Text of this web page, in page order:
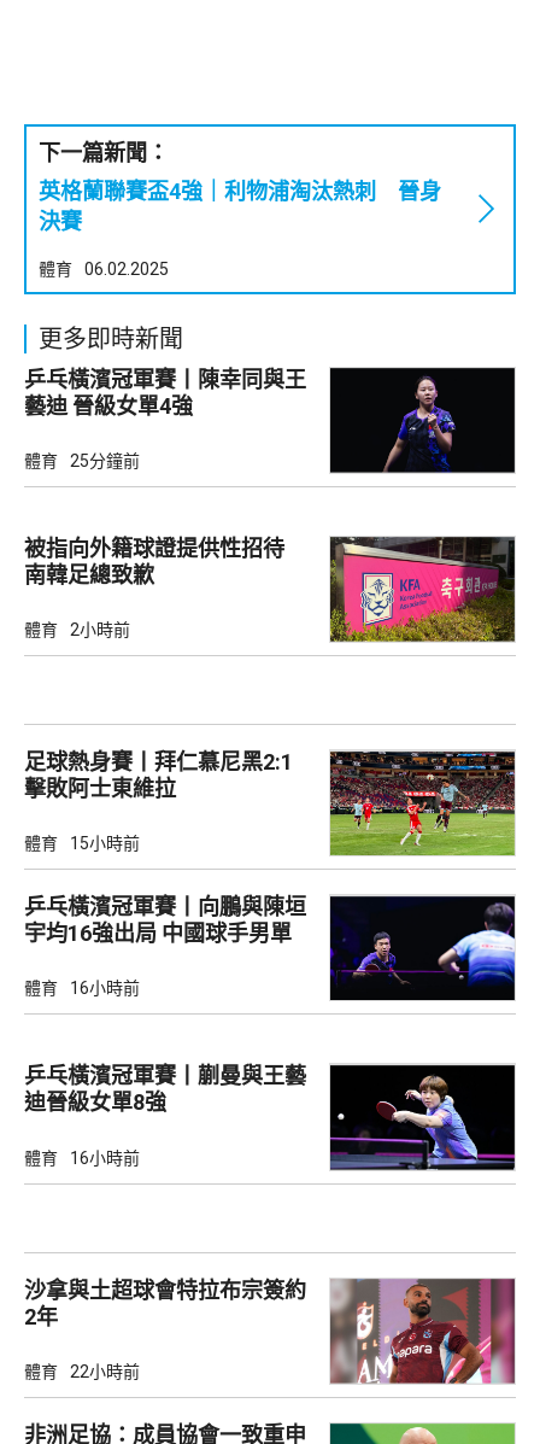
下一篇新聞：
英格蘭聯賽盃4強｜利物浦淘汰熱刺 晉身
決賽
體育 06.02.2025
更多即時新聞
乒乓橫濱冠軍賽丨陳幸同與王
藝迪 晉級女單4強
體育 25分鐘前
被指向外籍球證提供性招待
南韓足總致歉
體育 2小時前
足球熱身賽丨拜仁慕尼黑2:1
擊敗阿士東維拉
體育 15小時前
乒乓橫濱冠軍賽丨向鵬與陳垣
宇均16強出局 中國球手男單
體育 16小時前
乒乓橫濱冠軍賽丨蒯曼與王藝
迪晉級女單8強
體育 16小時前
沙拿與土超球會特拉布宗簽約
2年
體育 22小時前
非洲足協：成員協會一致重申